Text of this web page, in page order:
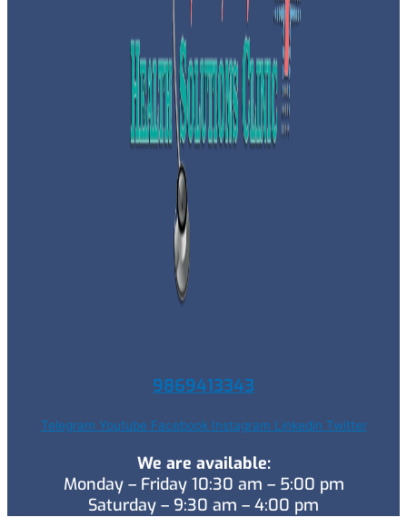
9869413343
Telegram Youtube Facebook Instagram Linkedin Twitter
We are available:
Monday – Friday 10:30 am – 5:00 pm
Saturday – 9:30 am – 4:00 pm